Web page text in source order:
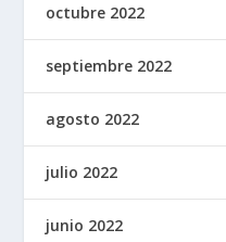
octubre 2022
septiembre 2022
agosto 2022
julio 2022
junio 2022